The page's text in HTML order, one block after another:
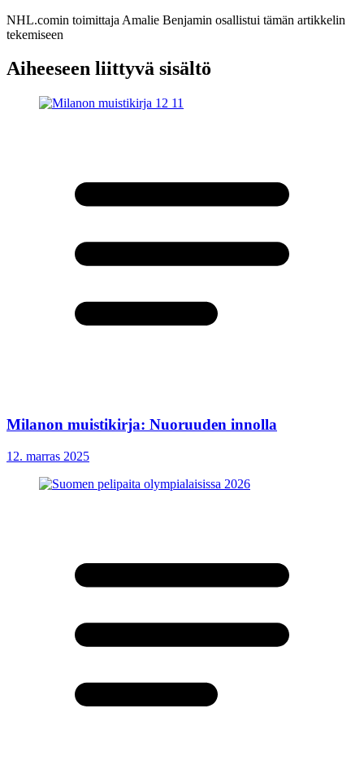
NHL.comin toimittaja Amalie Benjamin osallistui tämän artikkelin
tekemiseen
Aiheeseen liittyvä sisältö
Milanon muistikirja: Nuoruuden innolla
12. marras 2025